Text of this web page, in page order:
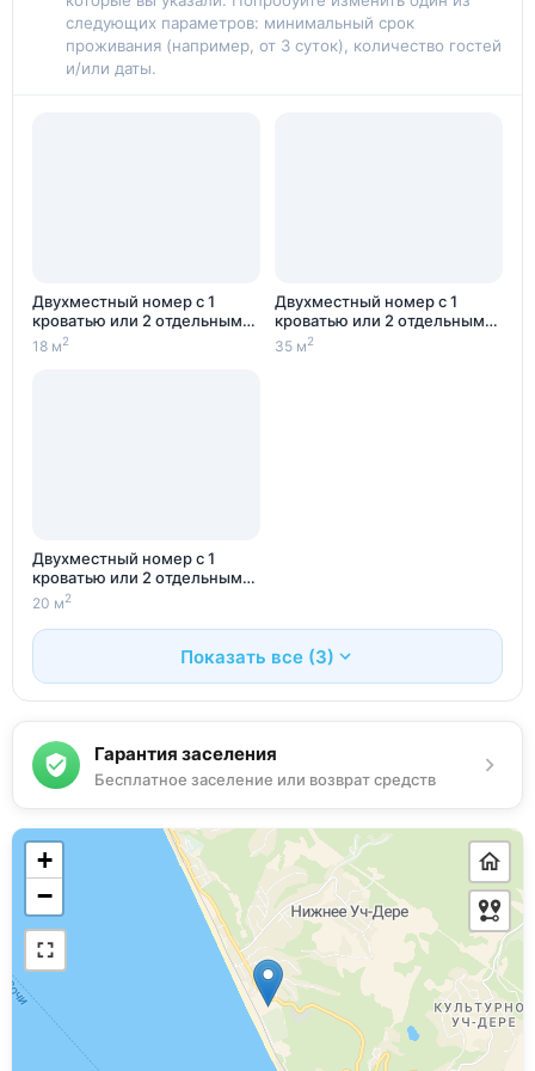
спортивными площадками и залом для фитнеса, а
также круглогодичный аквапарк с бассейнами,
горками, аттракционами как для взрослых, так и для
+
−
следующих параметров: минимальный срок
проживания (например, от 3 суток), количество гостей
и/или даты.
Двухместный номер с 1
кроватью или 2 отдельными
кроватями
18 м2
Двухместный номер с 1
кроватью или 2 отдельными
кроватями
35 м2
Двухместный номер с 1
кроватью или 2 отдельными
кроватями
20 м2
Показать все (3)
Гарантия заселения
Бесплатное заселение или возврат средств